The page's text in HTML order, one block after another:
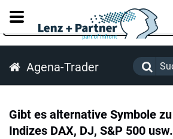
KUNDENPORTAL
Agena-Trader
Gibt es alternative Symbole
Indizes DAX, DJ, S&P 500